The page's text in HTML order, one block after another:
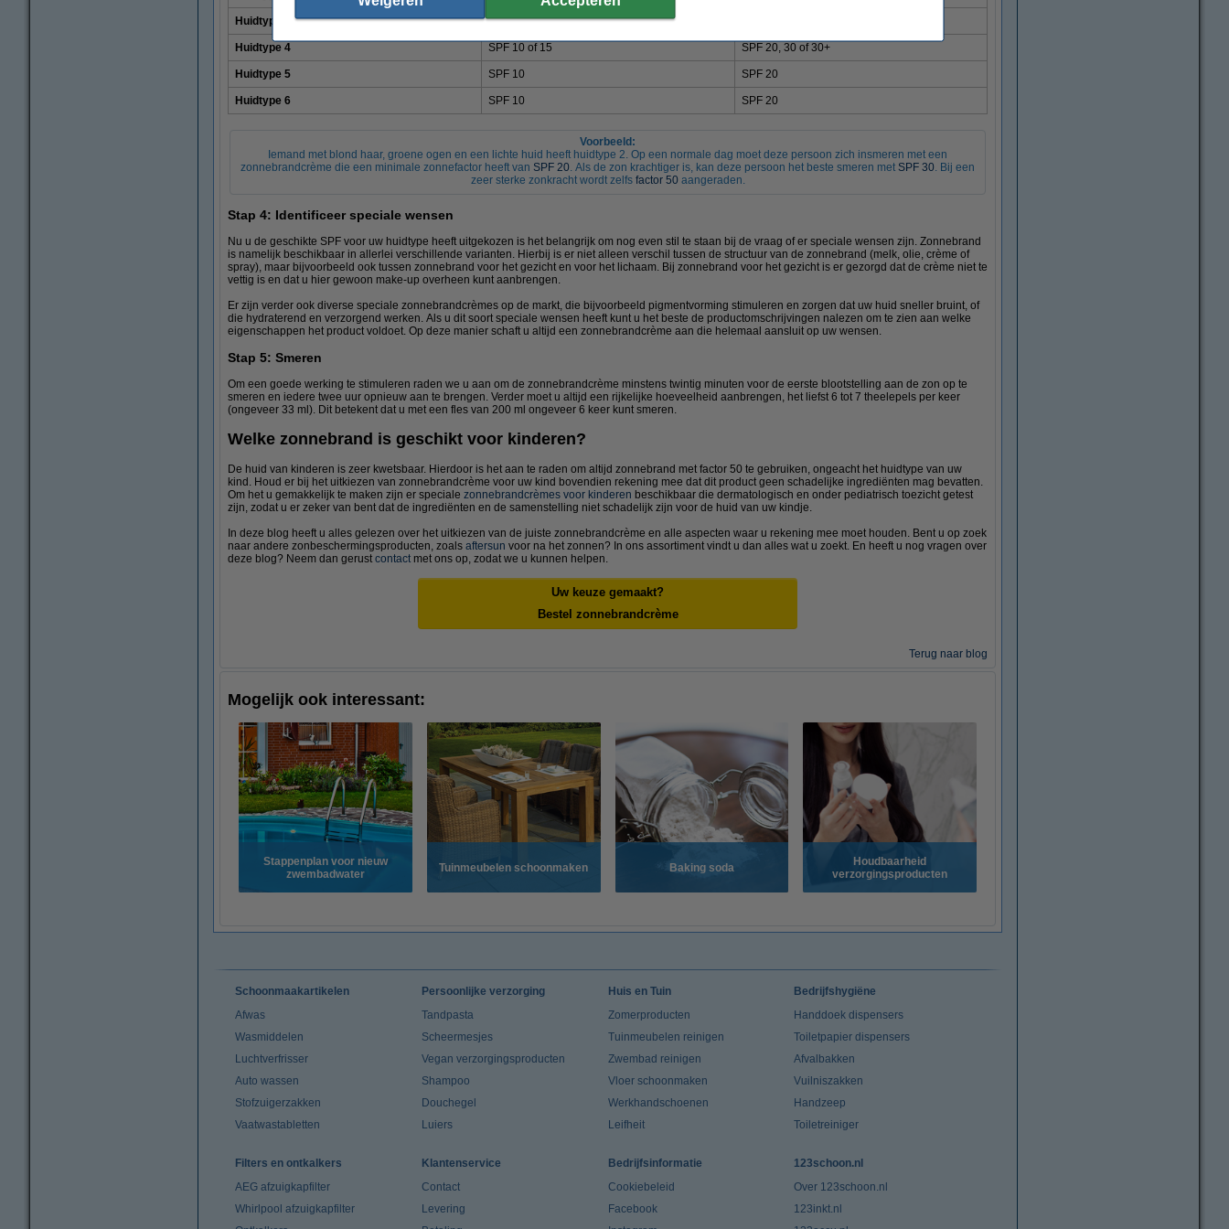
Huidtype 3 SPF 15
Huidtype 4 SPF 10 of 15 SPF 20, 30 of 30+
Huidtype 5 SPF 10 SPF 20
Huidtype 6 SPF 10 SPF 20
Voorbeeld:
Iemand met blond haar, groene ogen en een lichte huid heeft huidtype 2. Op een normale dag moet deze persoon zich insmeren met een
zonnebrandcrème die een minimale zonnefactor heeft van SPF 20 . Als de zon krachtiger is, kan deze persoon het beste smeren met SPF 30 . Bij een
zeer sterke zonkracht wordt zelfs factor 50 aangeraden.
Stap 4: Identificeer speciale wensen
Nu u de geschikte SPF voor uw huidtype heeft uitgekozen is het belangrijk om nog even stil te staan bij de vraag of er speciale wensen zijn. Zonnebrand
is namelijk beschikbaar in allerlei verschillende varianten. Hierbij is er niet alleen verschil tussen de structuur van de zonnebrand (melk, olie, crème of
spray), maar bijvoorbeeld ook tussen zonnebrand voor het gezicht en voor het lichaam. Bij zonnebrand voor het gezicht is er gezorgd dat de crème niet te
vettig is en dat u hier gewoon make-up overheen kunt aanbrengen.
Er zijn verder ook diverse speciale zonnebrandcrèmes op de markt, die bijvoorbeeld pigmentvorming stimuleren en zorgen dat uw huid sneller bruint, of
die hydraterend en verzorgend werken. Als u dit soort speciale wensen heeft kunt u het beste de productomschrijvingen nalezen om te zien aan welke
eigenschappen het product voldoet. Op deze manier schaft u altijd een zonnebrandcrème aan die helemaal aansluit op uw wensen.
Stap 5: Smeren
Om een goede werking te stimuleren raden we u aan om de zonnebrandcrème minstens twintig minuten voor de eerste blootstelling aan de zon op te
smeren en iedere twee uur opnieuw aan te brengen. Verder moet u altijd een rijkelijke hoeveelheid aanbrengen, het liefst 6 tot 7 theelepels per keer
(ongeveer 33 ml). Dit betekent dat u met een fles van 200 ml ongeveer 6 keer kunt smeren.
Welke zonnebrand is geschikt voor kinderen?
De huid van kinderen is zeer kwetsbaar. Hierdoor is het aan te raden om altijd zonnebrand met factor 50 te gebruiken, ongeacht het huidtype van uw
kind. Houd er bij het uitkiezen van zonnebrandcrème voor uw kind bovendien rekening mee dat dit product geen schadelijke ingrediënten mag bevatten.
Om het u gemakkelijk te maken zijn er speciale zonnebrandcrèmes voor kinderen beschikbaar die dermatologisch en onder pediatrisch toezicht getest
zijn, zodat u er zeker van bent dat de ingrediënten en de samenstelling niet schadelijk zijn voor de huid van uw kindje.
In deze blog heeft u alles gelezen over het uitkiezen van de juiste zonnebrandcrème en alle aspecten waar u rekening mee moet houden. Bent u op zoek
naar andere zonbeschermingsproducten, zoals aftersun voor na het zonnen? In ons assortiment vindt u dan alles wat u zoekt. En heeft u nog vragen over
deze blog? Neem dan gerust contact met ons op, zodat we u kunnen helpen.
Uw keuze gemaakt?
Bestel zonnebrandcrème
Terug naar blog
Mogelijk ook interessant:
Stappenplan voor nieuw
zwembadwater
Tuinmeubelen schoonmaken Baking soda
Houdbaarheid
verzorgingsproducten
Schoonmaakartikelen
Afwas
Wasmiddelen
Luchtverfrisser
Auto wassen
Stofzuigerzakken
Vaatwastabletten
Persoonlijke verzorging
Tandpasta
Scheermesjes
Vegan verzorgingsproducten
Shampoo
Douchegel
Luiers
Huis en Tuin
Zomerproducten
Tuinmeubelen reinigen
Zwembad reinigen
Vloer schoonmaken
Werkhandschoenen
Leifheit
Bedrijfshygiëne
Handdoek dispensers
Toiletpapier dispensers
Afvalbakken
Vuilniszakken
Handzeep
Toiletreiniger
Filters en ontkalkers
AEG afzuigkapfilter
Whirlpool afzuigkapfilter
Klantenservice
Contact
Levering
Bedrijfsinformatie
Cookiebeleid
Facebook
123schoon.nl
Over 123schoon.nl
123inkt.nl